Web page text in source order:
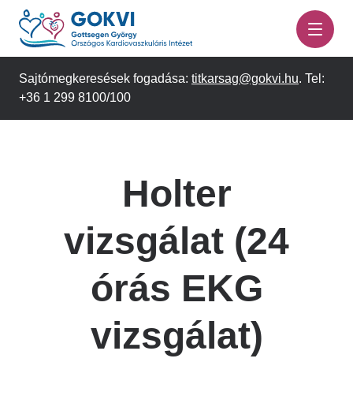
Ugrás
tartalomra
Sajtómegkeresések fogadása: titkarsag@gokvi.hu. Tel:
+36 1 299 8100/100
Holter
vizsgálat (24
órás EKG
vizsgálat)